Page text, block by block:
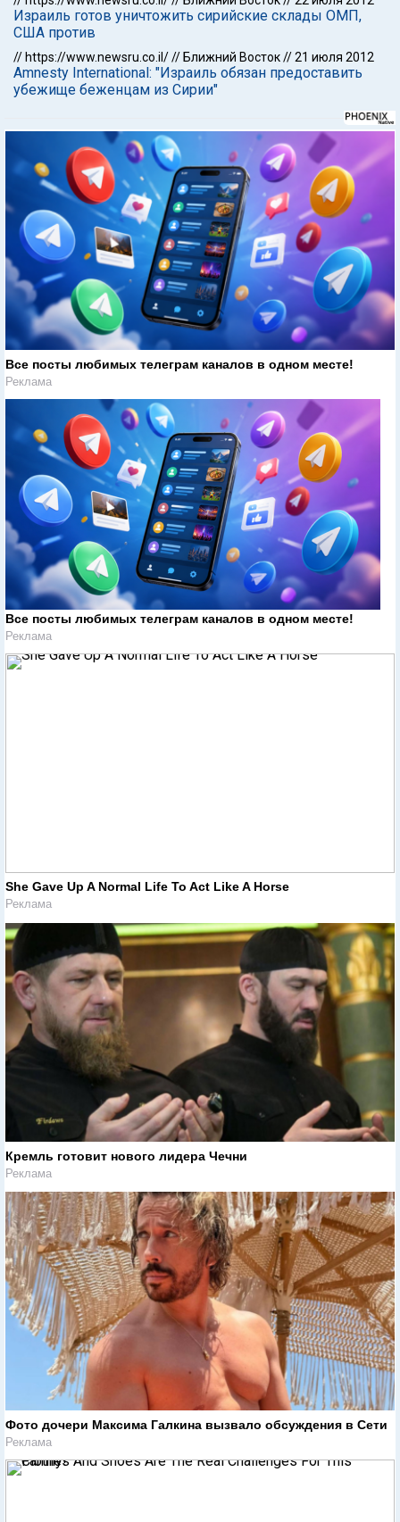
Израиль готов уничтожить сирийские склады ОМП,
США против
// https://www.newsru.co.il/// Ближний Восток//21 июля 2012
Amnesty International: "Израиль обязан предоставить
убежище беженцам из Сирии"
Все посты любимых телеграм каналов в одном месте!
Реклама
Все посты любимых телеграм каналов в одном месте!
Реклама
She Gave Up A Normal Life To Act Like A Horse
Реклама
Кремль готовит нового лидера Чечни
Реклама
Фото дочери Максима Галкина вызвало обсуждения в Сети
Реклама